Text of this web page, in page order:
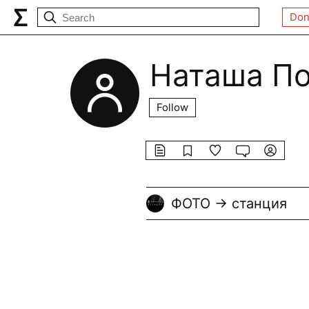
Наташа
Follow
ФОТО → станция